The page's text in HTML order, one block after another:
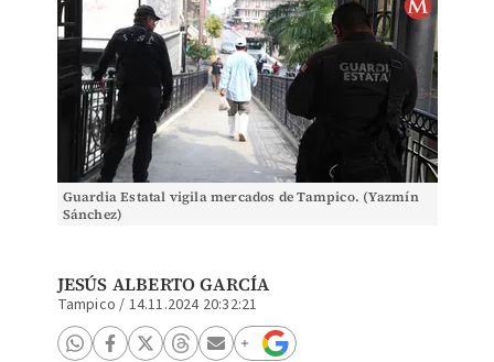
Guardia Estatal vigila mercados de Tampico. (Yazmín
Sánchez)
JESÚS ALBERTO GARCÍA
Tampico / 14.11.2024 20:32:21